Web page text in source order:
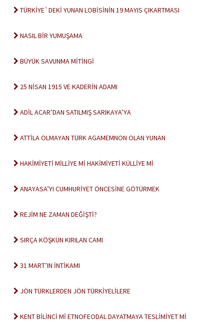
TÜRKİYE`DEKİ YUNAN LOBİSİNİN 19 MAYIS ÇIKARTMASI
NASIL BİR YUMUŞAMA
BÜYÜK SAVUNMA MİTİNGİ
25 NİSAN 1915 VE KADERİN ADAMI
ADİL ACAR’DAN SATILMIŞ SARIKAYA’YA
ATTİLA OLMAYAN TÜRK AGAMEMNON OLAN YUNAN
HAKİMİYETİ MİLLİYE Mİ HAKİMİYETİ KÜLLİYE Mİ
ANAYASA’YI CUMHURİYET ÖNCESİNE GÖTÜRMEK
REJİM NE ZAMAN DEĞİŞTİ?
SIRÇA KÖŞKÜN KIRILAN CAMI
31 MART’IN İNTİKAMI
JÖN TÜRKLERDEN JÖN TÜRKİYELİLERE
KENT BİLİNCİ Mİ ETNOFEODAL DAYATMAYA TESLİMİYET Mİ